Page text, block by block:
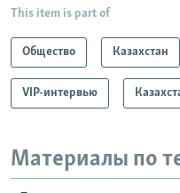
This item is part of
Общество Казахстан
VIP-интервью
Материалы по